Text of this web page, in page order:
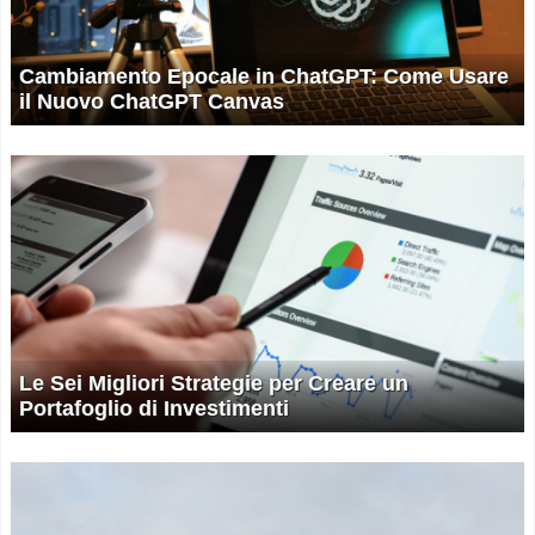
Cambiamento Epocale in ChatGPT: Come Usare
il Nuovo ChatGPT Canvas
Le Sei Migliori Strategie per Creare un
Portafoglio di Investimenti